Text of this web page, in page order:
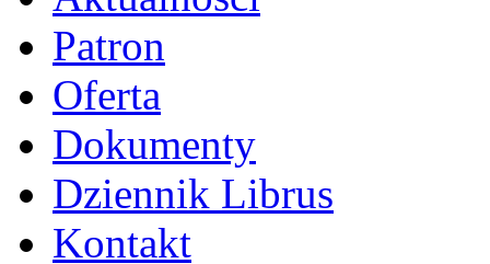
Patron
Oferta
Dokumenty
Dziennik Librus
Kontakt